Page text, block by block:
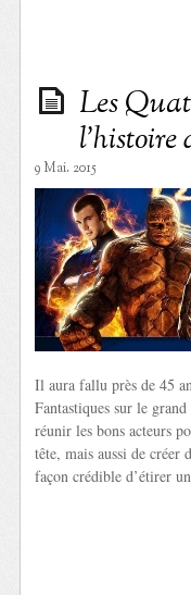
Les
l’histoire
9 Mai. 2015
Il aura fallu près de 45
Fantastiques sur le
réunir les bons acteurs
tête, mais aussi de créer
façon crédible d’étirer